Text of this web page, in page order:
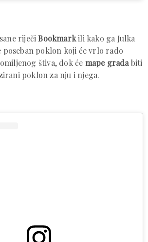
riječiBookmarkili kako ga Julka
poseban poklon koji će vrlo rado
štiva, dok će mape gradabiti
poklon za nju i njega.